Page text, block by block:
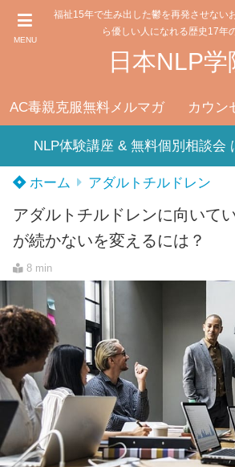
MENU
福祉15年で生み出した鬱を再発させない
ら優しい人になれる歴史17年
日本NLP学
AC毒親克服無料メルマガ カウン
NLP体験講座 & 無料個別相談会
ホーム アダルトチルドレン
アダルトチルドレンに向いて
が続かないを変えるには？
8 min